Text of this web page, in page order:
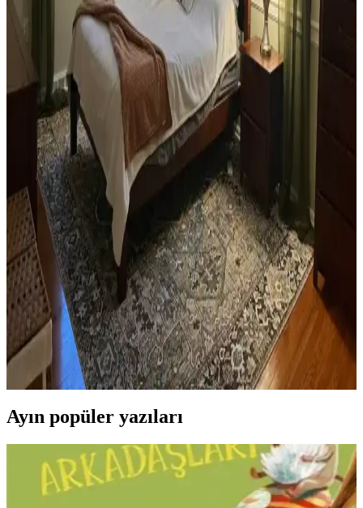
Teal renkli sandalyenin halı ve dolapla uyumu, doğru renk tonları ve
aksesuar seçimiyle sağlanır. Halıdaki mavi-yeşil alt tonlar ve sıcak
ahşap dolap, teal rengini öne çıkarır, aksesuarlar ise denge oluşturur.
Yan Sehpa Boyama Renk Seçenekleri ve
Dekorasyon Uyumu İçin Rehber
Yan sehpa boyamada renk seçimi, mobilya ve dekorasyon uyumu
açısından önemlidir. Koyu tonlar, sıcak renkler ve doğal ahşap
görünümü seçenekleriyle estetik sonuçlar elde edilir.
Ev Kütüphanesi Yenileme: Renk, Dekorasyon ve
Konforun Dengeli Buluşması
Ev kütüphanesi yenilemesinde renklerin rahatlatıcı etkisi, kişisel
dekoratif öğeler ve konforlu mobilyalar ön plandadır. Tavan boyama
ve raf düzeni mekânın atmosferini zenginleştirir.
Yatak Odası Düzeni ve Dekorasyonunda Doğru
Yerleşim ve Tasarım İpuçları
Yatak odasında doğru mobilya yerleşimi, renk uyumu, aydınlatma
ve kişisel dokunuşlarla mekanın fonksiyonelliği ve estetiği artırılır.
Bu ipuçlarıyla odanız daha dengeli ve sıcak bir hale gelir.
Ayın popüler yazıları